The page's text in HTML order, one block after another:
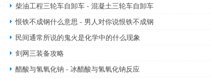
柴油工程三轮车自卸车 - 混凝土三轮车自卸车
恨铁不成钢什么意思 - 男人对你说恨铁不成钢
民间通常所说的鬼火是化学中的什么现象
剑网三装备攻略
醋酸与氢氧化钠 - 冰醋酸与氢氧化钠反应